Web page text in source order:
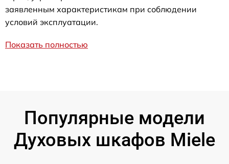
заявленным характеристикам при соблюдении
условий эксплуатации.
Показать полностью
Популярные модели
Духовых шкафов Miele